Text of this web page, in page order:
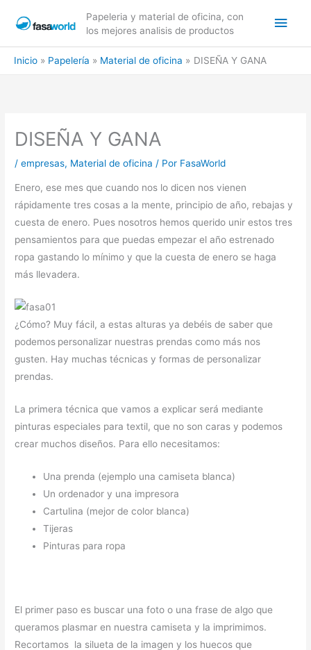
Papeleria y material de oficina, con
los mejores analisis de productos
Inicio Papelería Material de oficina DISEÑA Y GANA
DISEÑA Y GANA
/empresas, Material de oficina / Por FasaWorld
Enero, ese mes que cuando nos lo dicen nos vienen
rápidamente tres cosas a la mente, principio de año, rebajas y
cuesta de enero. Pues nosotros hemos querido unir estos tres
pensamientos para que puedas empezar el año estrenado
ropa gastando lo mínimo y que la cuesta de enero se haga
más llevadera.
¿Cómo? Muy fácil, a estas alturas ya debéis de saber que
podemos personalizar nuestras prendas como más nos
gusten. Hay muchas técnicas y formas de personalizar
prendas.
La primera técnica que vamos a explicar será mediante
pinturas especiales para textil, que no son caras y podemos
crear muchos diseños. Para ello necesitamos:
Una prenda (ejemplo una camiseta blanca)
Un ordenador y una impresora
Cartulina (mejor de color blanca)
Tijeras
Pinturas para ropa
El primer paso es buscar una foto o una frase de algo que
queramos plasmar en nuestra camiseta y la imprimimos.
Recortamos la silueta de la imagen y los huecos que